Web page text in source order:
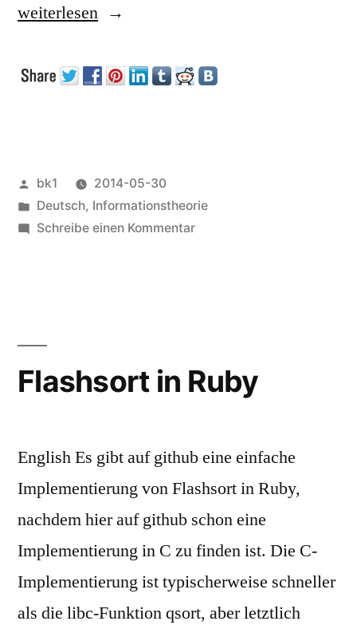
„Millibytes“
weiterlesen
Veröffentlicht
von
bk1
2014-05-30
Veröffentlicht
unter
Deutsch, Informationstheorie
Schreibe einen Kommentarzu
Flashsort in Ruby
English Es gibt auf github eine einfache
Implementierung von Flashsort in Ruby,
nachdem hier auf github schon eine
Implementierung in C zu finden ist. Die C-
Implementierung ist typischerweise schneller
als die libc-Funktion qsort, aber letztlich